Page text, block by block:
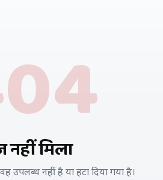
नहीं मिला
नहीं है या हटा दिया गया है।